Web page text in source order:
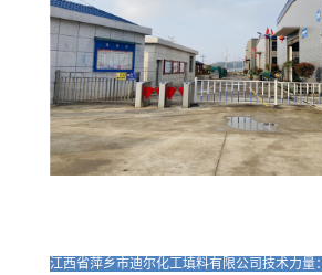
江西省萍乡市迪尔化工填料有限公司技术力量：